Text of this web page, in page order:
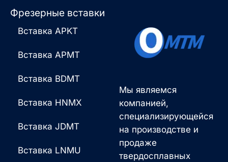
Мы являемся
компанией,
специализирующейся
на производстве и
продаже
твердосплавных
Фрезерные вставки
Вставка APKT
Вставка APMT
Вставка BDMT
Вставка HNMX
Вставка JDMT
Вставка LNMU